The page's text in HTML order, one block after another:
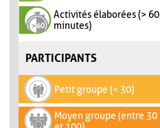
Activités élaborées (> 60
minutes)
PARTICIPANTS
Petit groupe (< 30)
Moyen groupe (entre 30